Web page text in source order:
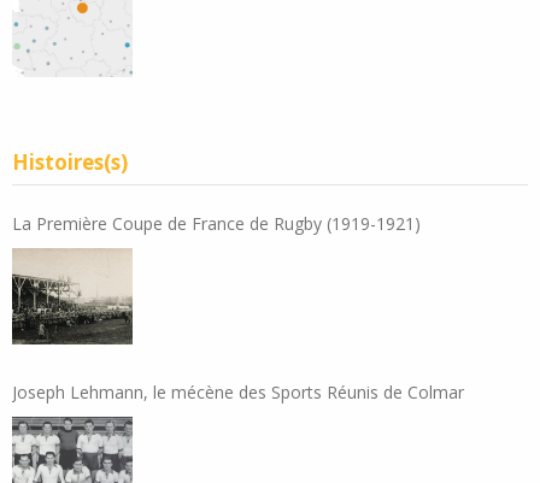
Histoires(s)
La Première Coupe de France de Rugby (1919-1921)
Joseph Lehmann, le mécène des Sports Réunis de Colmar